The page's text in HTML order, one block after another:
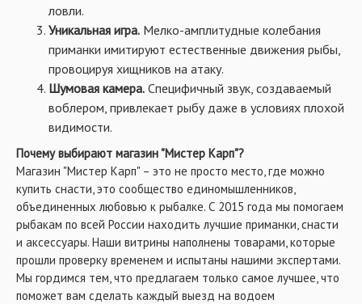
ловли.
Уникальная игра. Мелко-амплитудные колебания
приманки имитируют естественные движения рыбы,
провоцируя хищников на атаку.
Шумовая камера. Специфичный звук, создаваемый
воблером, привлекает рыбу даже в условиях плохой
видимости.
Почему выбирают магазин "Мистер Карп"?
Магазин "Мистер Карп" – это не просто место, где можно
купить снасти, это сообщество единомышленников,
объединенных любовью к рыбалке. С 2015 года мы помогаем
рыбакам по всей России находить лучшие приманки, снасти
и аксессуары. Наши витрины наполнены товарами, которые
прошли проверку временем и испытаны нашими экспертами.
Мы гордимся тем, что предлагаем только самое лучшее, что
поможет вам сделать каждый выезд на водоем